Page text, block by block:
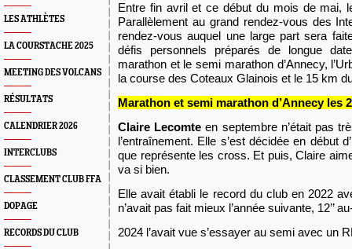
LES ATHLÈTES
LA COURSTACHE 2025
MEETING DES VOLCANS
RÉSULTATS
CALENDRIER 2026
INTERCLUBS
CLASSEMENT CLUB FFA
DOPAGE
RECORDS DU CLUB
Entre fin avril et ce début du mois de mai,
Parallèlement au grand rendez-vous des
rendez-vous auquel une large part sera
défis personnels préparés de longue
marathon et le semi marathon d’Annecy,
la course des Coteaux Glainois et le 15 km
Marathon et semi marathon d’Annecy les
Claire Lecomte en septembre n’était pas
l’entraînement. Elle s’est décidéeen début
que représente les cross. Et puis, Claire
va si bien.
Elle avait établi le record du club en 2022
n’avait pas fait mieux l’année suivante, 12’’
2024 l’avait vue s’essayer au semi avec un